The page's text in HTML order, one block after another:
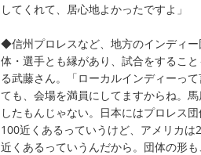
してくれて、居心地よかったですよ」
◆信州プロレスなど、地方のインディー
体・選手とも縁があり、試合をすること
る武藤さん。「ローカルインディーって
ても、会場を満員にしてますからね。馬
したもんじゃない。日本にはプロレス
100近くあるっていうけど、アメリカは
近くあるっていうんだから。団体の形